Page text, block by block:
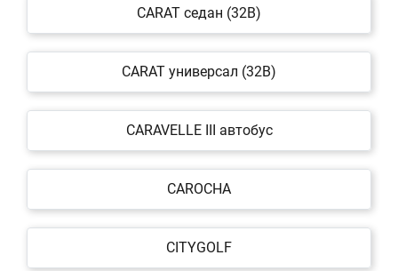
CARAT седан (32B)
CARAT универсал (32B)
CARAVELLE III автобус
CAROCHA
CITYGOLF